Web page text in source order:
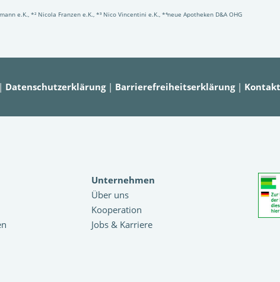
e.K., *² Nicola Franzen e.K., *³ Nico Vincentini e.K., *⁴neue Apotheken D&A OHG
| Datenschutzerklärung| Barrierefreiheitserklärung| Kontakt
Unternehmen
Über uns
Kooperation
Jobs & Karriere